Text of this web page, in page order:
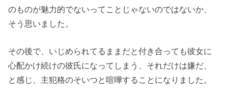
のものが魅力的でないってことじゃないのではないか、
そう思いました。
その後で、いじめられてるままだと付き合っても彼女に
心配かけ続けの彼氏になってしまう、それだけは嫌だ、
と感じ、主犯格のそいつと喧嘩することになりました。